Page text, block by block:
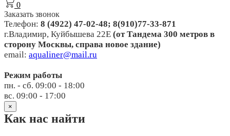
0
Заказать звонок
Телефон: 8 (4922) 47-02-48; 8(910)77-33-871
г.Владимир, Куйбышева 22Е (от Тандема 300 метров в
сторону Москвы, справа новое здание)
email: aqualiner@mail.ru
Режим работы
пн. - сб. 09:00 - 18:00
вс. 09:00 - 17:00
×
Как нас найти